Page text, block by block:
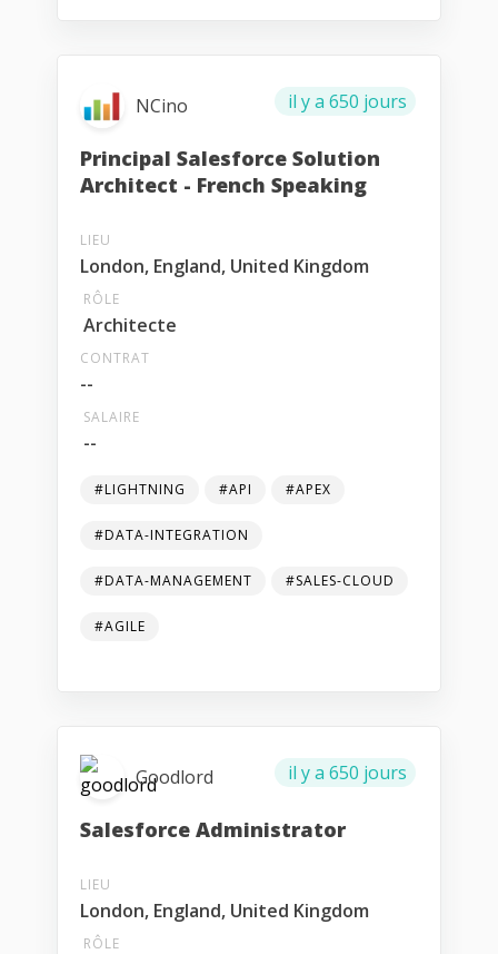
NCino il y a 650 jours
Principal Salesforce Solution
Architect - French Speaking
LIEU
London, England, United Kingdom
RÔLE
Architecte
CONTRAT
--
SALAIRE
--
#LIGHTNING #API #APEX
#DATA-INTEGRATION
#DATA-MANAGEMENT #SALES-CLOUD
#AGILE
Goodlord il y a 650 jours
Salesforce Administrator
LIEU
London, England, United Kingdom
RÔLE